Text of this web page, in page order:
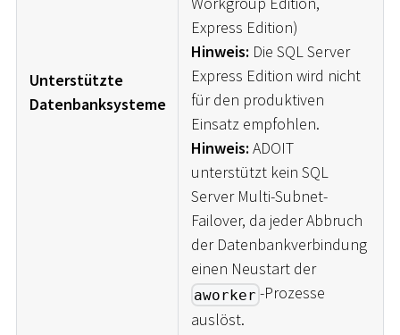
Unterstützte
Datenbanksysteme
Express Edition)
Hinweis: Die SQL Server
Express Edition wird nicht
für den produktiven
Einsatz empfohlen.
Hinweis: ADOIT
unterstützt kein SQL
Server Multi-Subnet-
Failover, da jeder Abbruch
der Datenbankverbindung
einen Neustart der
aworker -Prozesse
auslöst.